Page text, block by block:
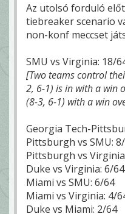
Az utolsó forduló
tiebreaker scenario
non-konf meccset
SMU vs Virginia: 18/
[Two teams control
2, 6-1) is in with a win
(8-3, 6-1) with a win
Georgia Tech-
Pittsburgh vs SMU:
Pittsburgh vs
Duke vs Virginia: 6/64
Miami vs SMU: 6/64
Miami vs Virginia: 4/
Duke vs Miami: 2/64